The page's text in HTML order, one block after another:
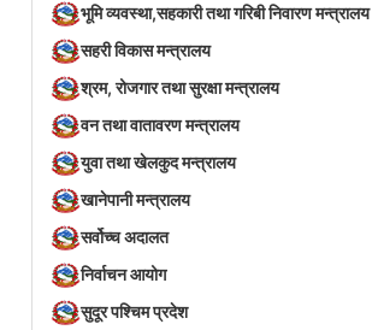
भूमि व्यवस्था,सहकारी तथा गरिबी निवारण मन्त्रालय
सहरी विकास मन्त्रालय
श्रम, रोजगार तथा सुरक्षा मन्त्रालय
वन तथा वातावरण मन्त्रालय
युवा तथा खेलकुद मन्त्रालय
खानेपानी मन्त्रालय
सर्वोच्च अदालत
निर्वाचन आयोग
सुदूर पश्चिम प्रदेश